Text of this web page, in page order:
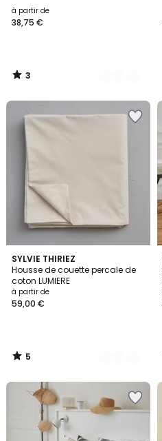
à partir de
38,75 €
3
/
SYLVIE THIRIEZ
Housse de couette percale de
coton LUMIERE
à partir de
59,00 €
5
/
5
17
Couleurs
5
/